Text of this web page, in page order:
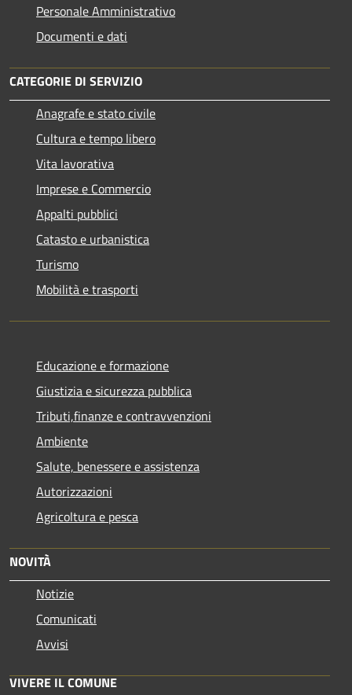
Personale Amministrativo
Documenti e dati
CATEGORIE DI SERVIZIO
Anagrafe e stato civile
Cultura e tempo libero
Vita lavorativa
Imprese e Commercio
Appalti pubblici
Catasto e urbanistica
Turismo
Mobilità e trasporti
Educazione e formazione
Giustizia e sicurezza pubblica
Tributi,finanze e contravvenzioni
Ambiente
Salute, benessere e assistenza
Autorizzazioni
Agricoltura e pesca
NOVITÀ
Notizie
Comunicati
Avvisi
VIVERE IL COMUNE